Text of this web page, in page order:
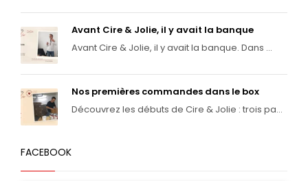
Avant Cire & Jolie, il y avait la banque
Avant Cire & Jolie, il y avait la banque. Dans ...
Nos premières commandes dans le box
Découvrez les débuts de Cire & Jolie : trois pa...
FACEBOOK